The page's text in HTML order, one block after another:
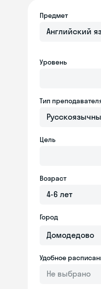
Предмет
Английский
Уровень
Тип
Цель
Возраст
4-6 лет
Город
Удобное
Не выбрано